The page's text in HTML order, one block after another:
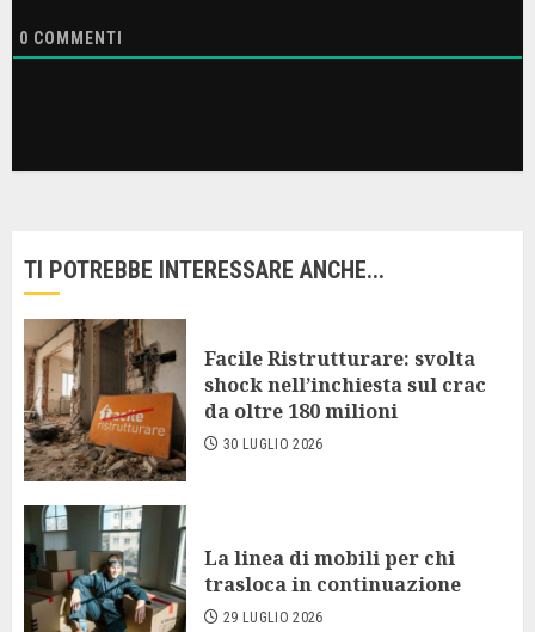
0 COMMENTI
TI POTREBBE INTERESSARE ANCHE...
Facile Ristrutturare: svolta
shock nell’inchiesta sul crac
da oltre 180 milioni
30 LUGLIO 2026
La linea di mobili per chi
trasloca in continuazione
29 LUGLIO 2026